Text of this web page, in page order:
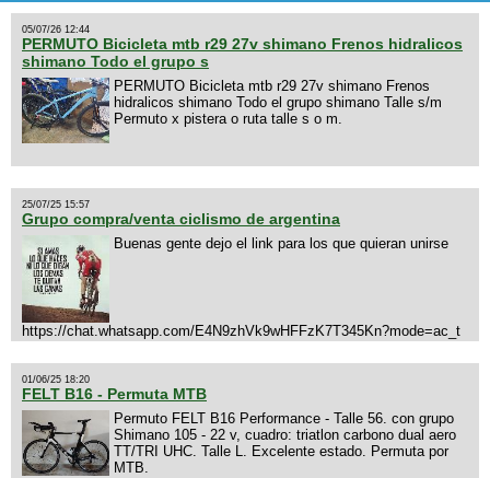
05/07/26 12:44
PERMUTO Bicicleta mtb r29 27v shimano Frenos hidralicos
shimano Todo el grupo s
PERMUTO Bicicleta mtb r29 27v shimano Frenos
hidralicos shimano Todo el grupo shimano Talle s/m
Permuto x pistera o ruta talle s o m.
25/07/25 15:57
Grupo compra/venta ciclismo de argentina
Buenas gente dejo el link para los que quieran unirse
https://chat.whatsapp.com/E4N9zhVk9wHFFzK7T345Kn?mode=ac_t
01/06/25 18:20
FELT B16 - Permuta MTB
Permuto FELT B16 Performance - Talle 56. con grupo
Shimano 105 - 22 v, cuadro: triatlon carbono dual aero
TT/TRI UHC. Talle L. Excelente estado. Permuta por
MTB.